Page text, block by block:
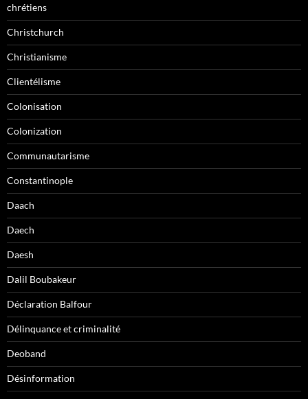
chrétiens
Christchurch
Christianisme
Clientélisme
Colonisation
Colonization
Communautarisme
Constantinople
Daach
Daech
Daesh
Dalil Boubakeur
Déclaration Balfour
Délinquance et criminalité
Deoband
Désinformation